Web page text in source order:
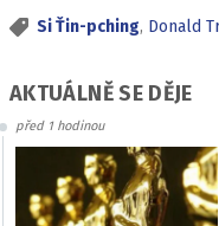
Si Ťin-pching, Donald
AKTUÁLNĚ SE DĚJE
před 1 hodinou